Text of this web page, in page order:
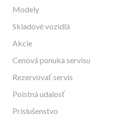
Modely
Skladové vozidlá
Akcie
Cenová ponuka servisu
Rezervovať servis
Poistná udalosť
Príslušenstvo